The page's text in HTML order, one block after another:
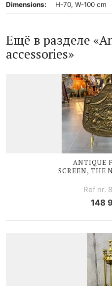
Dimensions: H-70, W-100 cm
Ещё в разделе
accessories»
ANTIQUE
SCREEN, THE
Ref nr.
148